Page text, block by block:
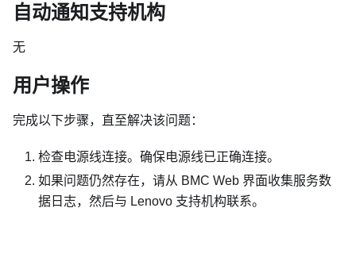
自动通知支持机构
无
用户操作
完成以下步骤，直至解决该问题：
检查电源线连接。确保电源线已正确连接。
如果问题仍然存在，请从 BMC Web 界面收集服务数
据日志，然后与 Lenovo 支持机构联系。